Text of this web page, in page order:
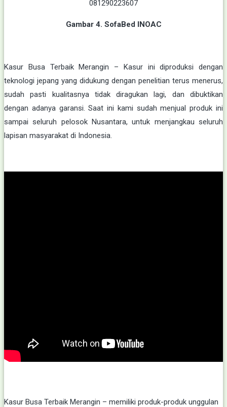
Gambar 4. SofaBed INOAC
Kasur Busa Terbaik Merangin – Kasur ini diproduksi dengan
teknologi jepang yang didukung dengan penelitian terus menerus,
sudah pasti kualitasnya tidak diragukan lagi, dan dibuktikan
dengan adanya garansi. Saat ini kami sudah menjual produk ini
sampai seluruh pelosok Nusantara, untuk menjangkau seluruh
lapisan masyarakat di Indonesia.
Kasur Busa Terbaik Merangin – memiliki produk-produk unggulan